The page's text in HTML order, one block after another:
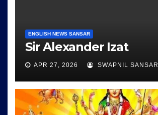
ENGLISH NEWS SANSAR
Sir Alexander Izat
APR 27, 2026 SWAPNIL SANSAR